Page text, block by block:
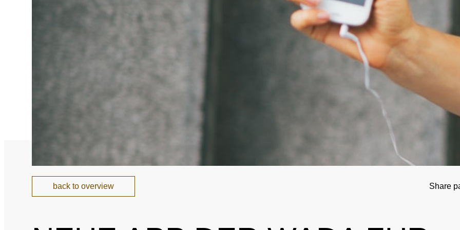
National and International Involvement
Results management
Disciplinary proceeding
Important changes to the 2026
In case of disease: Therapeutic Use
Regulation for non-testing pool athletes
Regulation for testing pool athletes
Digital list of permitted pharmaceuticals
Out-of-competition
Whereabouts
ADAMS
Medication
back to overview Share